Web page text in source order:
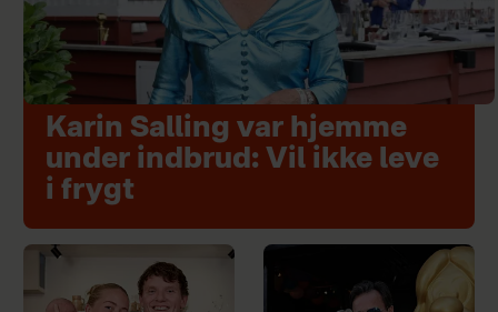
Karin Salling var hjemme
under indbrud: Vil ikke leve
i frygt